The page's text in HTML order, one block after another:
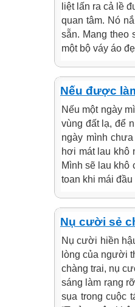
liệt lấn ra cả lề
quan tâm. Nó
sẵn. Mang theo
một bộ váy áo
Nếu được
Nếu một ngày
vùng đất lạ, để
ngày mình
hơi mát lau khô
Mình sẽ lau
toan khi mái đầu
Nụ cười sẻ
Nụ cười hiền
lòng của người
chàng trai, nụ
sáng làm rạng
sụa trong cuộc